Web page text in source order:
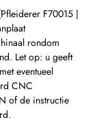
F70015 |
rondom
Let op: u geeft
eventueel
CNC
of de instructie